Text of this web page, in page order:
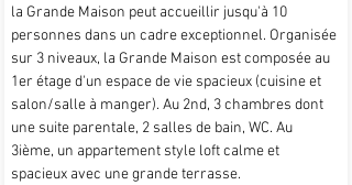
la Grande Maison peut accueillir jusqu'à 10
personnes dans un cadre exceptionnel. Organisée
sur 3 niveaux, la Grande Maison est composée au
1er étage d'un espace de vie spacieux (cuisine et
salon/salle à manger). Au 2nd, 3 chambres dont
une suite parentale, 2 salles de bain, WC. Au
3ième, un appartement style loft calme et
spacieux avec une grande terrasse.